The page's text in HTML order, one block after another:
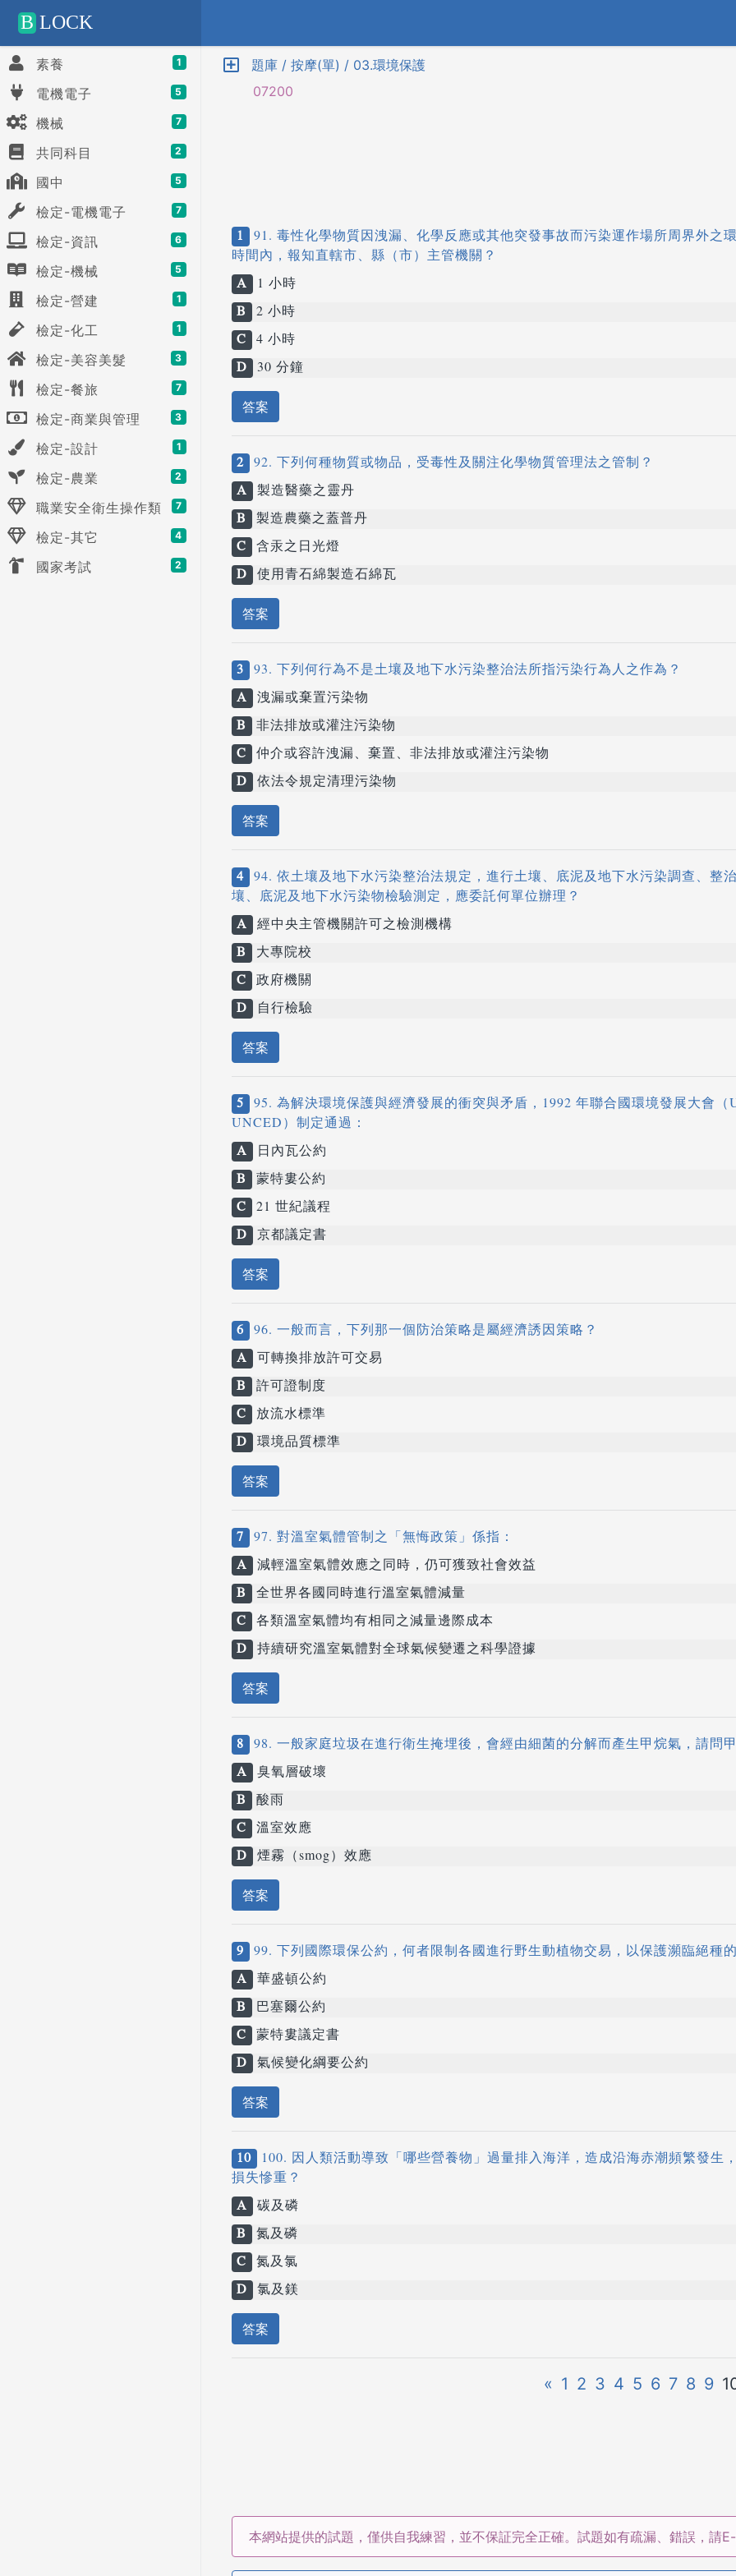
Positive SSL
B LOCK
素養 1
電機電子 5
機械 7
共同科目 2
國中 5
檢定-電機電子 7
檢定-資訊 6
檢定-機械 5
檢定-營建 1
檢定-化工 1
檢定-美容美髮 3
檢定-餐旅 7
檢定-商業與管理 3
檢定-設計 1
檢定-農業 2
職業安全衛生操作類 7
檢定-其它 4
國家考試 2
題庫 / 按摩(單) / 03.環境保護
07200
1 91. 毒性化學物質因洩漏、化學反應或其他突發事故而污染運作場所周界外之
時間內，報知直轄市、縣（市）主管機關？
A
1 小時
B 2 小時
C 4 小時
D 30 分鐘
答案
2 92. 下列何種物質或物品，受毒性及關注化學物質管理法之管制？
A 製造醫藥之靈丹
B 製造農藥之蓋普丹
C 含汞之日光燈
D 使用青石綿製造石綿瓦
答案
3 93. 下列何行為不是土壤及地下水污染整治法所指污染行為人之作為？
A 洩漏或棄置污染物
B 非法排放或灌注污染物
C 仲介或容許洩漏、棄置、非法排放或灌注污染物
D 依法令規定清理污染物
答案
4 94. 依土壤及地下水污染整治法規定，進行土壤、底泥及地下水污染調查、整
壤、底泥及地下水污染物檢驗測定，應委託何單位辦理？
A 經中央主管機關許可之檢測機構
B
大專院校
C 政府機關
D
自行檢驗
答案
5 95. 為解決環境保護與經濟發展的衝突與矛盾，1992 年聯合國環境發展大會（
UNCED）制定通過：
A
日內瓦公約
B 蒙特婁公約
C 21 世紀議程
D 京都議定書
答案
6 96. 一般而言，下列那一個防治策略是屬經濟誘因策略？
A 可轉換排放許可交易
B 許可證制度
C 放流水標準
D 環境品質標準
答案
7 97. 對溫室氣體管制之「無悔政策」係指：
A 減輕溫室氣體效應之同時，仍可獲致社會效益
B 全世界各國同時進行溫室氣體減量
C 各類溫室氣體均有相同之減量邊際成本
D 持續研究溫室氣體對全球氣候變遷之科學證據
答案
8 98. 一般家庭垃圾在進行衛生掩埋後，會經由細菌的分解而產生甲烷氣，請問
A 臭氧層破壞
B 酸雨
C 溫室效應
D 煙霧（smog）效應
答案
9 99. 下列國際環保公約，何者限制各國進行野生動植物交易，以保護瀕臨絕種
A 華盛頓公約
B
巴塞爾公約
C 蒙特婁議定書
D 氣候變化綱要公約
答案
10 100. 因人類活動導致「哪些營養物」過量排入海洋，造成沿海赤潮頻繁發生
損失慘重？
A 碳及磷
B 氮及磷
C 氮及氯
D 氯及鎂
答案
« 1 2 3 4 5 6 7 8 9
本網站提供的試題，僅供自我練習，並不保証完全正確。試題如有疏漏、錯誤，請